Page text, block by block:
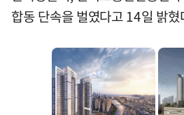
합동 단속을 벌였다고 14일 밝혔